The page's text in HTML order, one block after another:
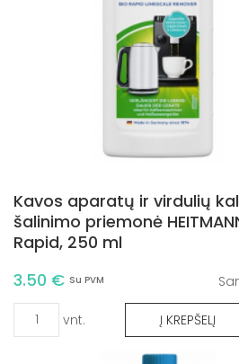
Kavos aparatų ir virdulių
šalinimo priemonė
Rapid, 250 ml
3.50 € Su PVM
vnt. Į KREPŠELĮ